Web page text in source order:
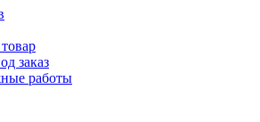
заказ
работы